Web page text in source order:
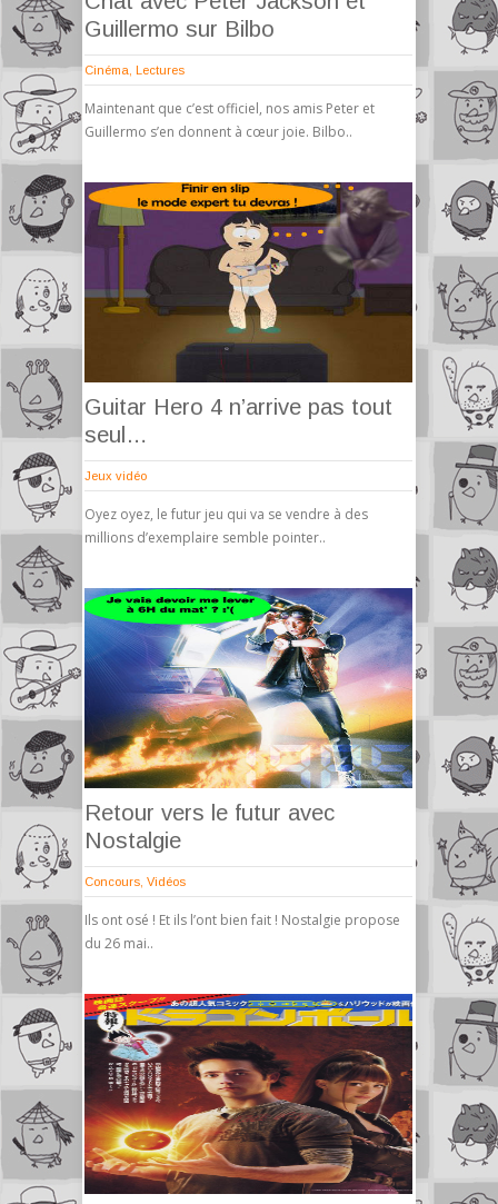
Guillermo sur Bilbo
Cinéma Lectures
Maintenant que c’est officiel, nos amis Peter et
Guillermo s’en donnent à cœur joie. Bilbo..
Guitar Hero 4 n’arrive pas tout
seul…
Jeux vidéo
Oyez oyez, le futur jeu qui va se vendre à des
millions d’exemplaire semble pointer..
Retour vers le futur avec
Nostalgie
Concours Vidéos
Ils ont osé ! Et ils l’ont bien fait ! Nostalgie propose
du 26 mai..